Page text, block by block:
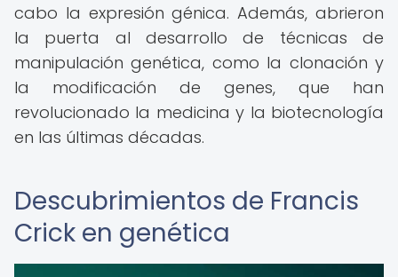
cabo la expresión génica. Además, abrieron
la puerta al desarrollo de técnicas de
manipulación genética, como la clonación y
la modificación de genes, que han
revolucionado la medicina y la biotecnología
en las últimas décadas.
Descubrimientos de Francis
Crick en genética